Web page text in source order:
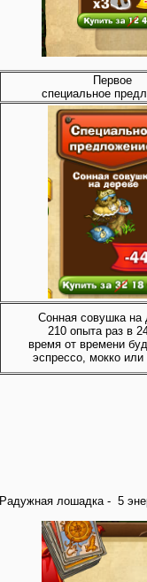
Первое
специальное
Сонная совушка на
210 опыта раз в
время от времени
эспрессо, мокко или
Радужная лошадка - 5